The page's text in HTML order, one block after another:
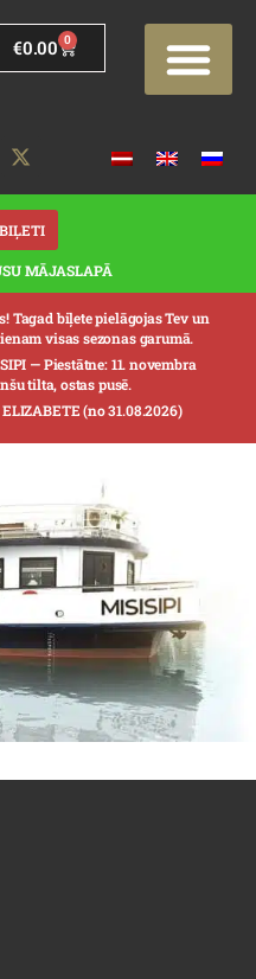
€0.00 0
MĀJASLAPĀ
Tagad biļete pielāgojas Tev un
visas sezonas garumā.
—Piestātne: 11. novembra
tilta, ostas pusē.
(no 31.08.2026)